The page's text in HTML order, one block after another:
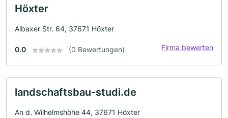
Höxter
Albaxer Str. 64, 37671 Höxter
0.0 (0 Bewertungen) Firma bewerten
landschaftsbau-studi.de
An d. Wilhelmshöhe 44, 37671 Höxter